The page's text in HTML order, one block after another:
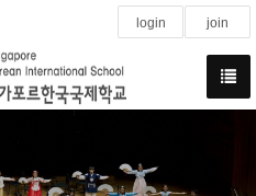
login join